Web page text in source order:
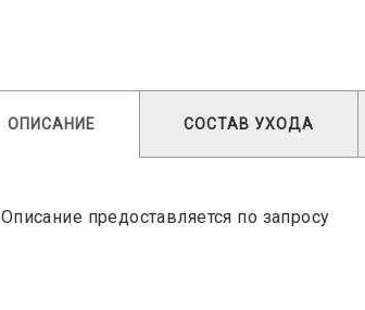
ОПИСАНИЕ СОСТАВ УХОДА
Описание предоставляется по запросу